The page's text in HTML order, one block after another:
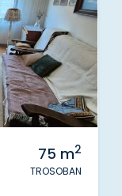
75 m2
TROSOBAN